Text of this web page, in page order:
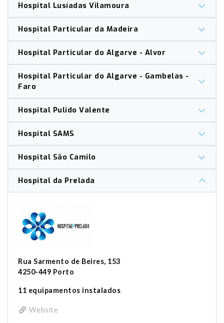
Hospital Lusíadas Vilamoura
Hospital Particular da Madeira
Hospital Particular do Algarve - Alvor
Hospital Particular do Algarve - Gambelas -
Faro
Hospital Pulido Valente
Hospital SAMS
Hospital São Camilo
Hospital da Prelada
Rua Sarmento de Beires, 153
4250-449 Porto
11 equipamentos instalados
Website